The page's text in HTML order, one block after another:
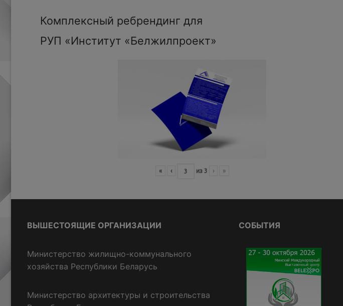
Комплексный ребрендинг для
РУП «Институт «Белжилпроект»
« ‹ из 3 › »
ВЫШЕСТОЯЩИЕ ОРГАНИЗАЦИИ
Министерство жилищно-коммунального
хозяйства Республики Беларусь
Министерство архитектуры и строительства
СОБЫТИЯ